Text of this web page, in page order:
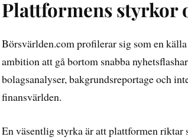
Plattformens
Börsvärlden.com profilerar sig som en
ambition att gå bortom snabba
bolagsanalyser, bakgrundsreportage och
finansvärlden.
En väsentlig styrka är att plattformen